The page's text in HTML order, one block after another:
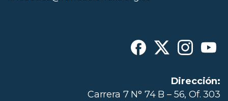
Dirección:
Carrera 7 N° 74 B – 56, Of. 303